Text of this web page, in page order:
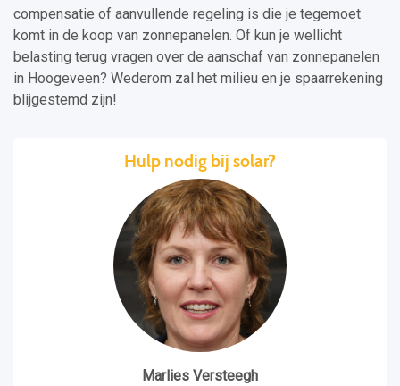
compensatie of aanvullende regeling is die je tegemoet
komt in de koop van zonnepanelen. Of kun je wellicht
belasting terug vragen over de aanschaf van zonnepanelen
in Hoogeveen? Wederom zal het milieu en je spaarrekening
blijgestemd zijn!
Hulp nodig bij solar?
Marlies Versteegh